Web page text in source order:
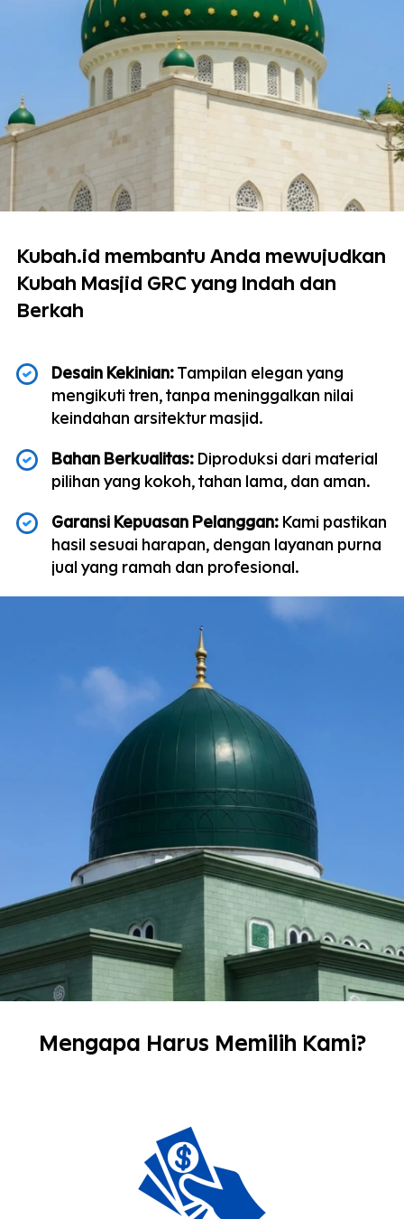
Kubah.id membantu Anda mewujudkan
Kubah Masjid GRC yang Indah dan
Berkah
Desain Kekinian: Tampilan elegan yang
mengikuti tren, tanpa meninggalkan nilai
keindahan arsitektur masjid.
Bahan Berkualitas: Diproduksi dari material
pilihan yang kokoh, tahan lama, dan aman.
Garansi Kepuasan Pelanggan: Kami pastikan
hasil sesuai harapan, dengan layanan purna
jual yang ramah dan profesional.
Mengapa Harus Memilih Kami?